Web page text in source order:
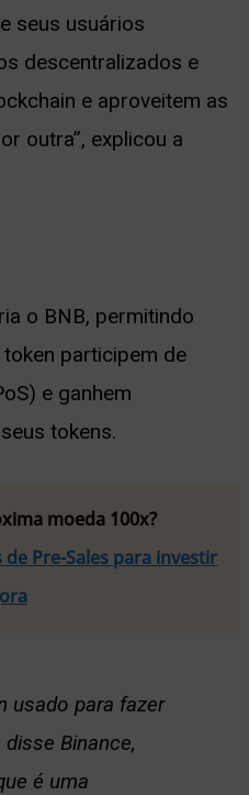
seus usuários
descentralizados e
e aproveitem as
outra”, explicou a
o BNB, permitindo
participem de
e ganhem
tokens.
moeda 100x?
Pre-Sales para investir
usado para fazer
disse Binance,
é uma